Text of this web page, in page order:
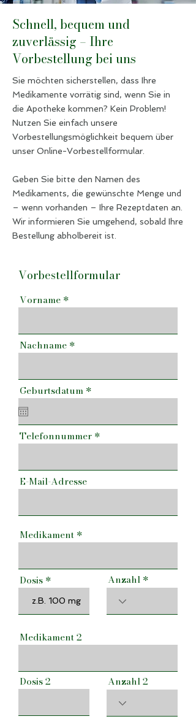
Schnell, bequem und
zuverlässig – Ihre
Vorbestellung bei uns
Sie möchten sicherstellen, dass Ihre
Medikamente vorrätig sind, wenn Sie in
die Apotheke kommen? Kein Problem!
Nutzen Sie einfach unsere
Vorbestellungsmöglichkeit bequem über
unser Online-Vorbestellformular.
Geben Sie bitte den Namen des
Medikaments, die gewünschte Menge und
– wenn vorhanden – Ihre Rezeptdaten an.
Wir informieren Sie umgehend, sobald Ihre
Bestellung abholbereit ist.
Vorbestellformular
Vorname
Nachname
Geburtsdatum *r
e
i
r
e
Telefonnummer
E-Mail-Adresse
Medikament
Dosis Anzahl
Medikament 2
Dosis 2 Anzahl 2